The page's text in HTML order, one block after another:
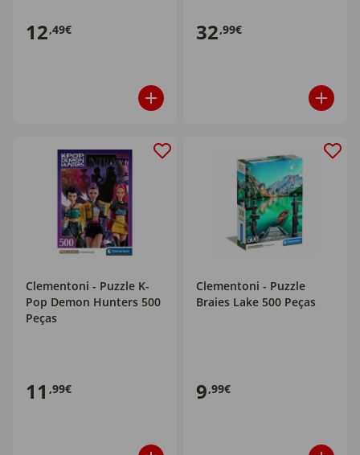
12,49€ 32,99€
Clementoni - Puzzle K-
Pop Demon Hunters 500
Peças
11 ,99€
Clementoni - Puzzle
Braies Lake 500 Peças
9,99€